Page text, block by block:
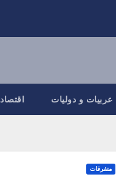
اقتصاد عربيات و دوليات
متفرقات